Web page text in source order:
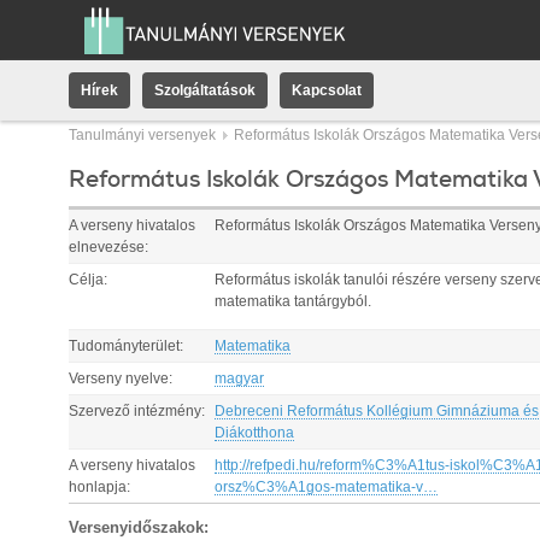
Hírek Szolgáltatások Kapcsolat
Tanulmányi versenyek Református Iskolák Országos Matematika
Református Iskolák Országos Matematika
A verseny hivatalos
elnevezése:
Református Iskolák Országos Matematika
Célja:
Református iskolák tanulói részére verseny
matematika tantárgyból.
Tudományterület: Matematika
Verseny nyelve: magyar
Szervező intézmény:
Debreceni Református Kollégium Gimnáziuma és
Diákotthona
A verseny hivatalos
honlapja:
http://refpedi.hu/reform%C3%A1tus-
orsz%C3%A1gos-matematika-v…
Versenyidőszakok: